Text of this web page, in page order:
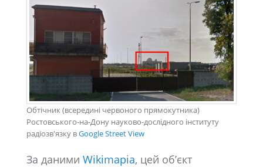
Обтічник (всередині червоного прямокутника)
Ростовського-на-Дону науково-дослідного інституту
радіозв'язку вGoogle Street View
За даними Wikimapia, цей об’єкт